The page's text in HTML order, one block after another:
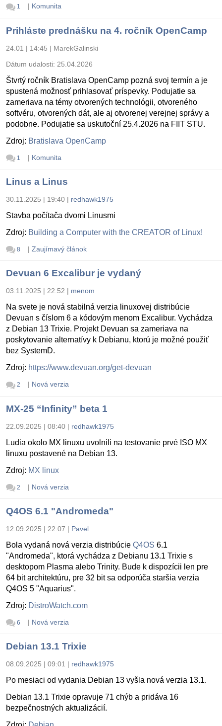
1 | Komunita
Prihláste prednášku na 4. ročník OpenCamp
24.01 | 14:45 | MarekGalinski
Dátum udalosti: 25.04.2026
Štvrtý ročník Bratislava OpenCamp pozná svoj termín a je
spustená možnosť prihlasovať príspevky. Podujatie sa
zameriava na témy otvorených technológii, otvoreného
softvéru, otvorených dát, ale aj otvorenej verejnej správy a
podobne. Podujatie sa uskutoční 25.4.2026 na FIIT STU.
Zdroj: Bratislava OpenCamp
1 | Komunita
Linus a Linus
30.11.2025 | 19:40 | redhawk1975
Stavba počítača dvomi Linusmi
Zdroj: Building a Computer with the CREATOR of Linux!
8 | Zaujímavý článok
Devuan 6 Excalibur je vydaný
03.11.2025 | 22:52 | menom
Na svete je nová stabilná verzia linuxovej distribúcie
Devuan s číslom 6 a kódovým menom Excalibur. Vychádza
z Debian 13 Trixie. Projekt Devuan sa zameriava na
poskytovanie alternatívy k Debianu, ktorú je možné použiť
bez SystemD.
Zdroj: https://www.devuan.org/get-devuan
2 | Nová verzia
MX-25 “Infinity” beta 1
22.09.2025 | 08:40 | redhawk1975
Ludia okolo MX linuxu uvolnili na testovanie prvé ISO MX
linuxu postavené na Debian 13.
Zdroj: MX linux
2 | Nová verzia
Q4OS 6.1 "Andromeda"
12.09.2025 | 22:07 | Pavel
Bola vydaná nová verzia distribúcie Q4OS 6.1
"Andromeda", ktorá vychádza z Debianu 13.1 Trixie s
desktopom Plasma alebo Trinity. Bude k dispozícii len pre
64 bit architektúru, pre 32 bit sa odporúča staršia verzia
Q4OS 5 "Aquarius".
Zdroj: DistroWatch.com
6 | Nová verzia
Debian 13.1 Trixie
08.09.2025 | 09:01 | redhawk1975
Po mesiaci od vydania Debian 13 vyšla nová verzia 13.1.
Debian 13.1 Trixie opravuje 71 chýb a pridáva 16
bezpečnostných aktualizácií.